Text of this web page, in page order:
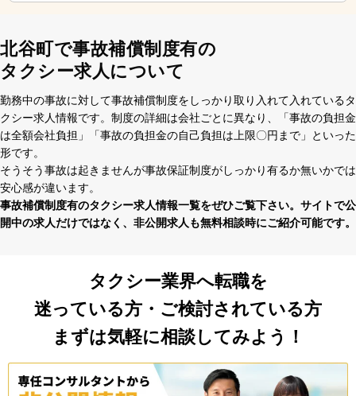
北谷町で事故補償制度有の
タクシー求人について
勤務中の事故に対して事故補償制度をしっかり取り⼊れて⼊れているタ
クシー求⼈情報です。制度の詳細は会社ごとに異なり、「事故の負担⾦
は全額会社負担」「事故の負担⾦の⾃⼰負担は上限〇円まで」といった
形です。
そうそう事故は起きませんが事故保証制度がしっかり有るか無いかでは
開中の求⼈だけではなく、⾮公開求⼈も無料相談時にご紹介可能です。
タクシー業界へ転職を
まずは気軽に相談してみよう！